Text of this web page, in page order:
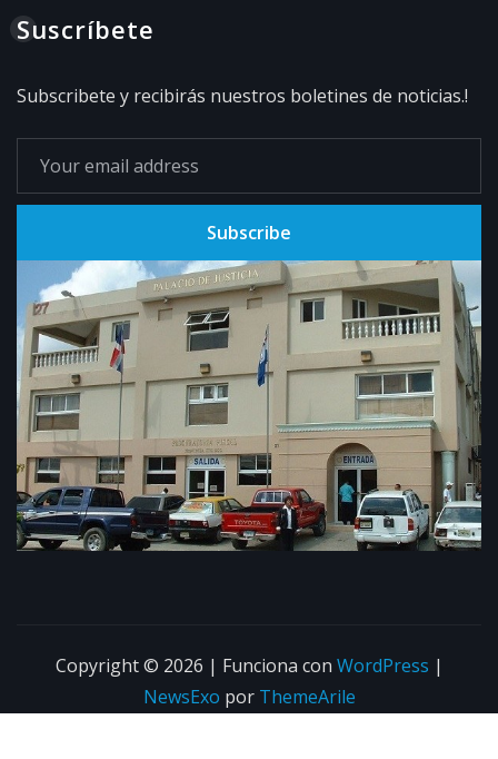
Suscríbete
Subscribete y recibirás nuestros boletines de noticias.!
Subscribe
Copyright © 2026 | Funciona con WordPress |
NewsExo por ThemeArile